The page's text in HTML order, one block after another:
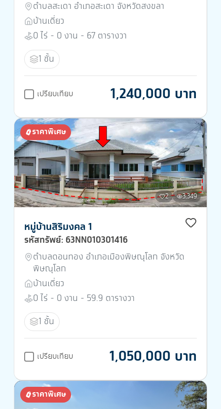
ตำบลสะเดา อำเภอสะเดา จังหวัดสงขลา
บ้านเดี่ยว
0 ไร่ - 0 งาน - 67 ตารางวา
1 ชั้น
เปรียบเทียบ 1,240,000 บาท
ราคาพิเศษ
2 3,349
หมู่บ้านสิริมงคล 1
รหัสทรัพย์: 63NN010301416
ตำบลดอนทอง อำเภอเมืองพิษณุโลก จังหวัด
พิษณุโลก
บ้านเดี่ยว
0 ไร่ - 0 งาน - 59.9 ตารางวา
1 ชั้น
เปรียบเทียบ 1,050,000 บาท
ราคาพิเศษ